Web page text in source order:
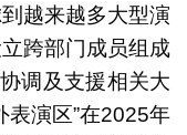
越来越多大型演
跨部门成员组成
调及支援相关大
表演区”在2025年